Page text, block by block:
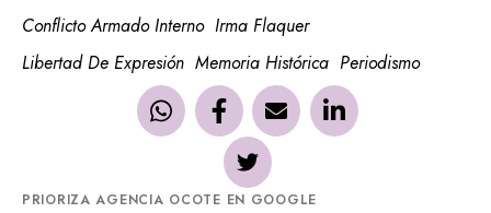
Conflicto Armado Interno Irma Flaquer
Libertad De Expresión Memoria Histórica Periodismo
PRIORIZA AGENCIA OCOTE EN GOOGLE